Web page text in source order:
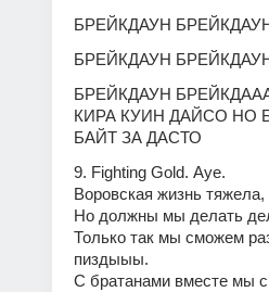
БРЕЙКДАУН
БРЕЙКДАУН
БРЕЙКДАУН
КИРА КУИН ДАЙСО НО
БАЙТ ЗА ДАСТО
9. Fighting Gold. Ауе.
Воровская жизнь тяжела,
Но должны мы делать
Только так мы сможем
пиздыыы.
С братанами вместе мы